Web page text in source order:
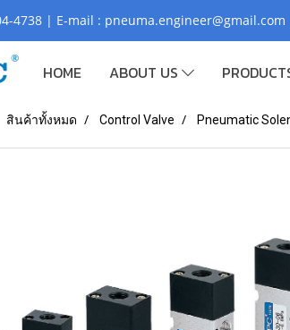
4738 | E-mail : pneuma.engineer@gmail.com
HOME ABOUT US
สินค้าทั้งหมด Control Valve Pneumatic